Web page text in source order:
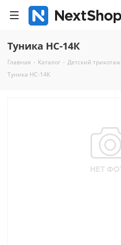
Туника НС-14К
Главная - Каталог - Детский трикотаж
Туника НС-14К